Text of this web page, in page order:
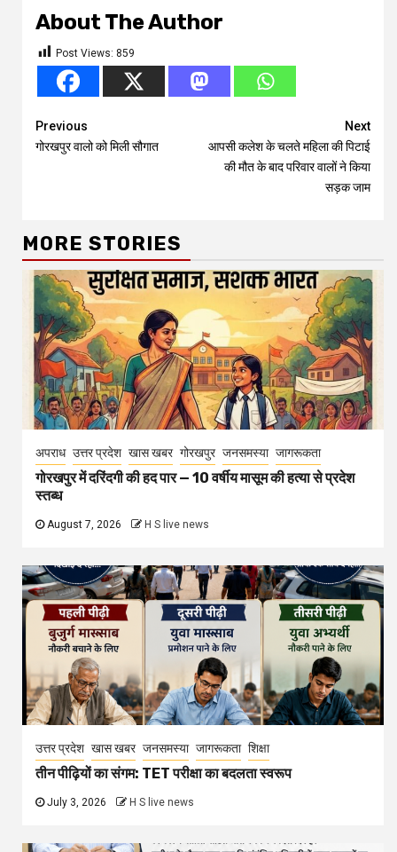
About The Author
Post Views: 859
Continue
Reading
Previous
गोरखपुर वालो को मिली सौगात
Next
आपसी कलेश के चलते महिला की पिटाई
की मौत के बाद परिवार वालों ने किया
सड़क जाम
MORE STORIES
अपराध उत्तर प्रदेश खास खबर गोरखपुर जनसमस्या जागरूकता
गोरखपुर में दरिंदगी की हद पार — 10 वर्षीय मासूम की हत्या से प्रदेश
स्तब्ध
August 7, 2026 H S live news
उत्तर प्रदेश खास खबर जनसमस्या जागरूकता शिक्षा
तीन पीढ़ियों का संगम: TET परीक्षा का बदलता स्वरूप
July 3, 2026 H S live news